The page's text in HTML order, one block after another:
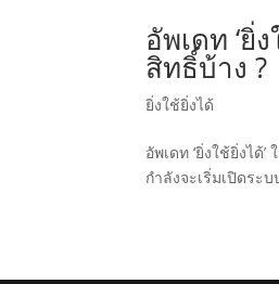
อัพเดท ‘ยิ่
สิทธิ์บ้าง ?
ยิ่งใช้ยิ่งได้
อัพเดท ‘ยิ่งใช้ยิ่งได้
กำลังจะเริ่มเปิดระ